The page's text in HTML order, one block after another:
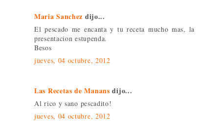
Maria Sanchez dijo...
El pescado me encanta y tu receta mucho mas, la
presentacion estupenda.
Besos
jueves, 04 octubre, 2012
Las Recetas de Manans dijo...
Al rico y sano pescadito!
jueves, 04 octubre, 2012